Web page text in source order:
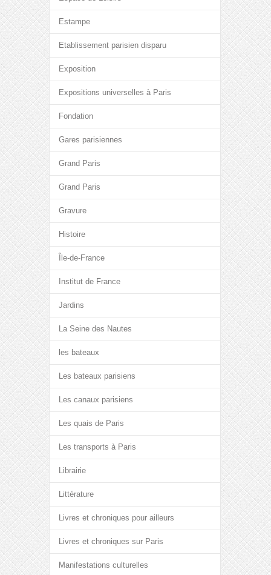
Estampe
Etablissement parisien disparu
Exposition
Expositions universelles à Paris
Fondation
Gares parisiennes
Grand Paris
Grand Paris
Gravure
Histoire
Île-de-France
Institut de France
Jardins
La Seine des Nautes
les bateaux
Les bateaux parisiens
Les canaux parisiens
Les quais de Paris
Les transports à Paris
Librairie
Littérature
Livres et chroniques pour ailleurs
Livres et chroniques sur Paris
Manifestations culturelles